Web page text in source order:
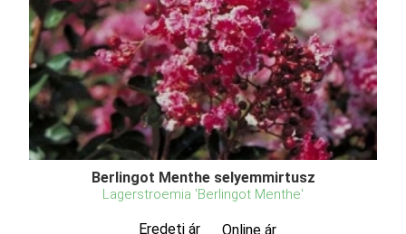
Berlingot Menthe selyemmirtusz
Lagerstroemia 'Berlingot Menthe'
Eredeti ár Online ár